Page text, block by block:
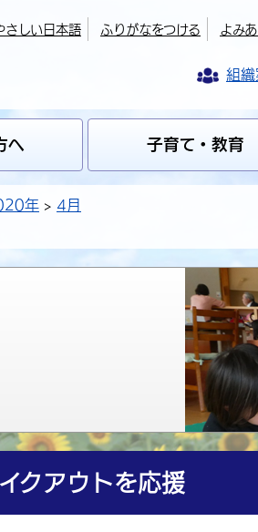
さしい日本語 ふりがなをつける よみ
組織
へ 子育て・教育
年
4月
クアウトを応援